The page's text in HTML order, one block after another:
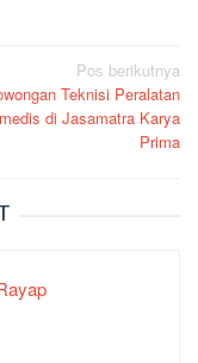
Pos berikutnya
Teknisi Peralatan
di Jasamatra Karya
Prima